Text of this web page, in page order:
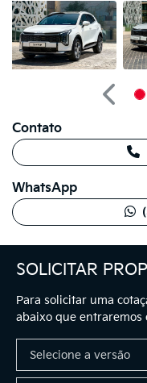
SOLICITAR
Para solicitar uma
abaixo que
Contato
WhatsApp